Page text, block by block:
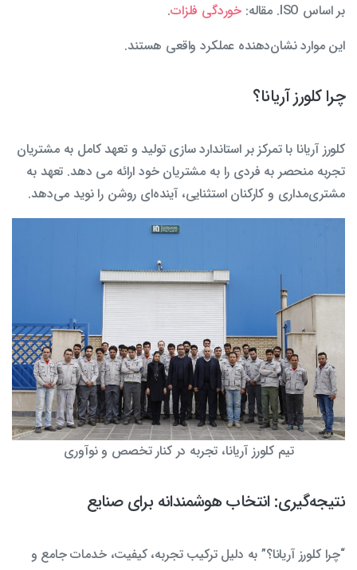
بر اساس ISO. مقاله:
خوردگی فلزات.
این موارد نشان‌دهنده عملکرد واقعی هستند.
چرا کلورز آریانا؟
کلورز آریانا با تمرکز بر استاندارد سازی تولید و تعهد کامل به مشتریان
تجربه منحصر به فردی را به مشتریان خود ارائه می دهد. تعهد به
مشتری‌مداری و کارکنان استثنایی، آینده‌ای روشن را نوید می‌دهد.
تیم کلورز آریانا، تجربه در کنار تخصص و نوآوری
نتیجه‌گیری: انتخاب هوشمندانه برای صنایع
“چرا کلورز آریانا؟” به دلیل ترکیب تجربه، کیفیت، خدمات جامع و